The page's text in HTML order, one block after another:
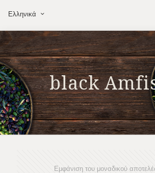
Ελληνικά
black
Εμφάνιση του μοναδικού